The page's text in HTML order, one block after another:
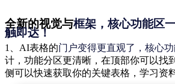
全新的视觉与框架，核心功能区
触即达！
1、AI表格的门户变得更直观了，核心功
计，功能分区更清晰，在顶部你可以找
侧可以快速获取你的关键表格，学习资